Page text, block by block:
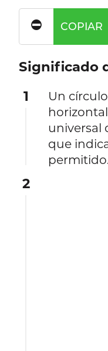
⛔ COPIAR
Significado
1
Un
universal
que
permitido.
2